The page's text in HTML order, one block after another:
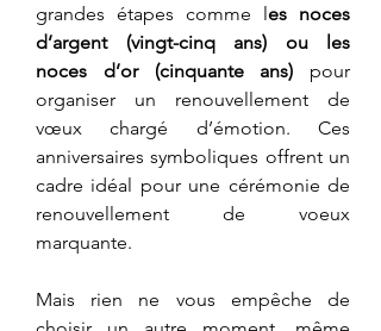
grandes étapes comme les noces
d’argent (vingt-cinq ans) ou les
noces d’or (cinquante ans) pour
organiser un renouvellement de
vœux chargé d’émotion. Ces
anniversaires symboliques offrent un
cadre idéal pour une cérémonie de
renouvellement de voeux
marquante.
Mais rien ne vous empêche de